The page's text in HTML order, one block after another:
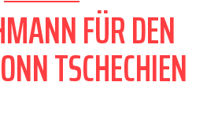
FÜR DEN
TSCHECHIEN